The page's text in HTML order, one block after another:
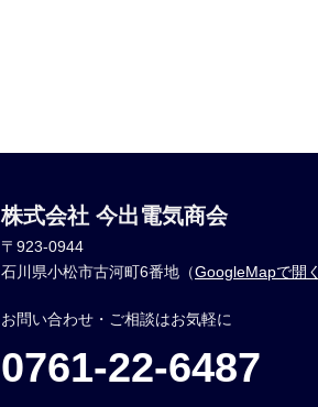
株式会社 今出電気商会
〒923-0944
石川県小松市古河町6番地（GoogleMapで開く
お問い合わせ・ご相談はお気軽に
0761-22-6487